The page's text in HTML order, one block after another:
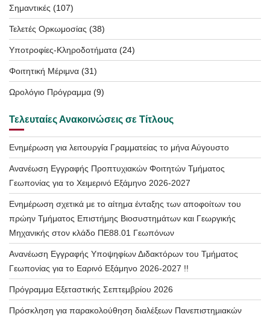
Σημαντικές (107)
Τελετές Ορκωμοσίας (38)
Υποτροφίες-Κληροδοτήματα (24)
Φοιτητική Μέριμνα (31)
Ωρολόγιο Πρόγραμμα (9)
Τελευταίες Ανακοινώσεις σε Τίτλους
Ενημέρωση για λειτουργία Γραμματείας το μήνα Αύγουστο
Ανανέωση Εγγραφής Προπτυχιακών Φοιτητών Τμήματος
Γεωπονίας για το Χειμερινό Εξάμηνο 2026-2027
Ενημέρωση σχετικά με το αίτημα ένταξης των αποφοίτων του
πρώην Τμήματος Επιστήμης Βιοσυστημάτων και Γεωργικής
Μηχανικής στον κλάδο ΠΕ88.01 Γεωπόνων
Ανανέωση Εγγραφής Υποψηφίων Διδακτόρων του Τμήματος
Γεωπονίας για το Εαρινό Εξάμηνο 2026-2027 !!
Πρόγραμμα Εξεταστικής Σεπτεμβρίου 2026
Πρόσκληση για παρακολούθηση διαλέξεων Πανεπιστημιακών